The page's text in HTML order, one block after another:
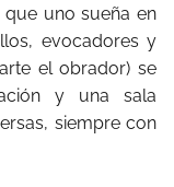
uno sueña en
evocadores y
el obrador) se
y una sala
siempre con